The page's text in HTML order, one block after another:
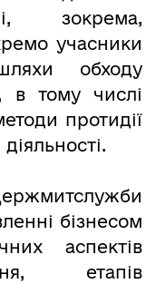
зокрема,
учасники
обходу
в тому числі
протидії
бізнесом
аспектів
етапів